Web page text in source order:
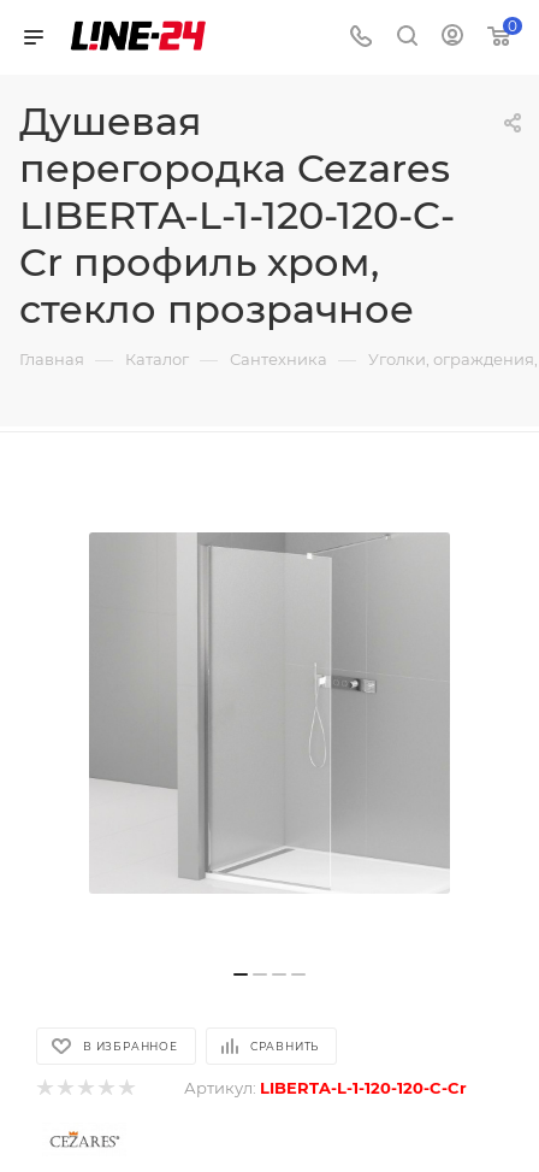
0
Душевая
перегородка Cezares
LIBERTA-L-1-120-120-C-
Cr профиль хром,
стекло прозрачное
Главная — Каталог — Сантехника — Уголки,
В ИЗБРАННОЕ СРАВНИТЬ
Артикул: LIBERTA-L-1-120-120-C-Cr